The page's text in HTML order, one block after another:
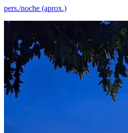
pers./noche (aprox.)